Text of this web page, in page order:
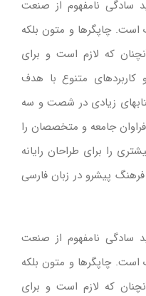
سادگی نامفهوم از صنعت
است. چاپگرها و متون بلکه
که لازم است و برای
کاربردهای متنوع با هدف
زیادی در شصت و سه
جامعه و متخصصان را
را برای طراحان رایانه
پیشرو در زبان فارسی
سادگی نامفهوم از صنعت
است. چاپگرها و متون بلکه
که لازم است و برای